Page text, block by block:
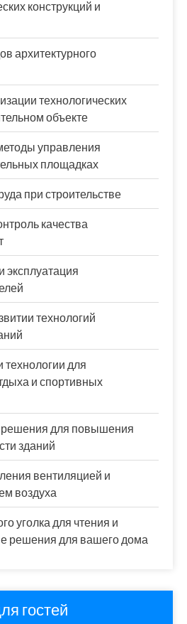
конструкций и
архитектурного
технологических
объекте
управления
площадках
при строительстве
качества
эксплуатация
технологий
для
и спортивных
решения для повышения
зданий
вентиляцией и
воздуха
уголка для чтения и
решения для вашего дома
гостей